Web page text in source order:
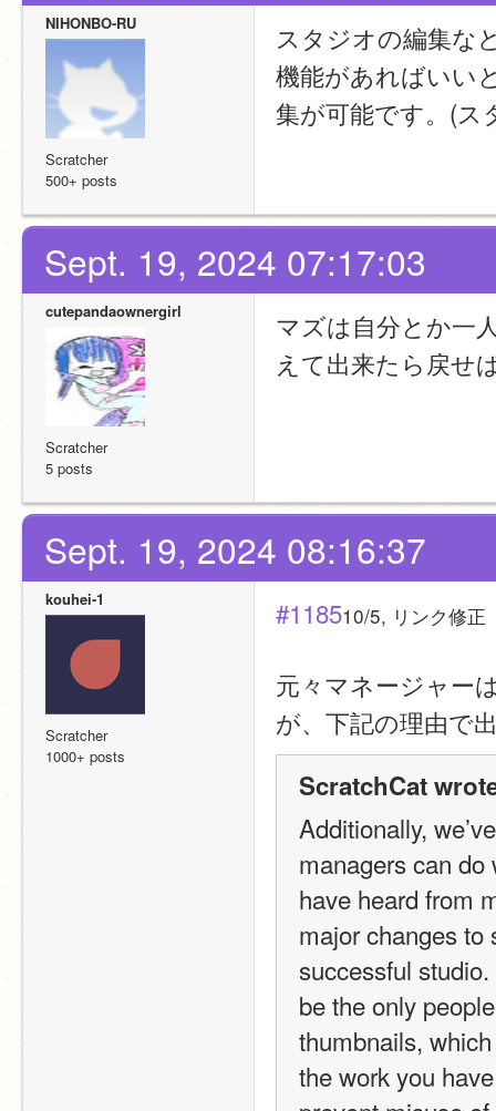
NIHONBO-RU
Scratcher
500+ posts
スタジオの編集な
機能があればいい
集が可能です。(ス
Sept. 19, 2024 07:17:03
cutepandaownergirl
Scratcher
5 posts
マズは自分とか一
えて出来たら戻せ
Sept. 19, 2024 08:16:37
kouhei-1
Scratcher
1000+ posts
#118510/5, リンク修正
元々マネージャー
が、下記の理由で
ScratchCat
Additionally,
managers can
have heard from
major changes to
successful
be the only
thumbnails,
the work you